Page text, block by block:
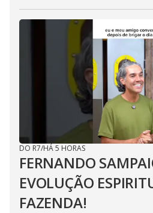
DO R7/HÁ 5 HORAS
FERNANDO
EVOLUÇÃO
FAZENDA!